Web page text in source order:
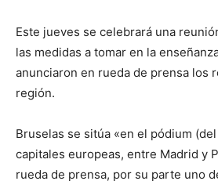
Este jueves se celebrará una
las medidas a tomar en la
anunciaron en rueda de prensa los
región.
Bruselas se sitúa «en el pódium
capitales europeas, entre Madrid y
rueda de prensa, por su parte uno